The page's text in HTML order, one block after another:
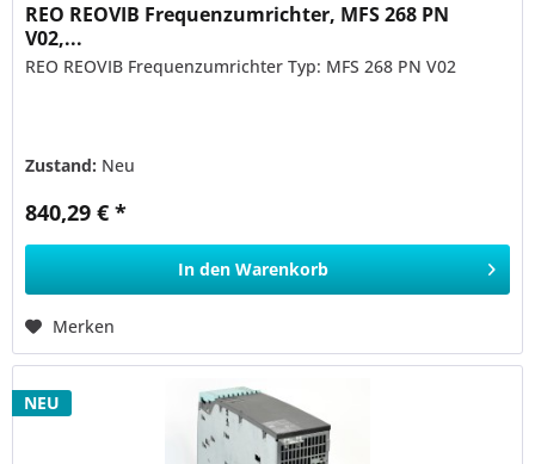
REO REOVIB Frequenzumrichter, MFS 268 PN
V02,...
REO REOVIB Frequenzumrichter Typ: MFS 268 PN V02
Zustand: Neu
840,29 € *
In den Warenkorb
Merken
NEU